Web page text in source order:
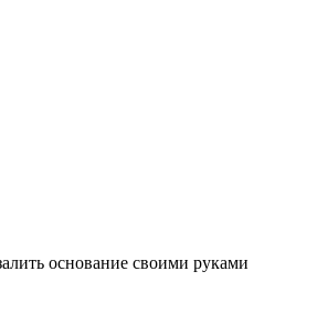
основание своими руками